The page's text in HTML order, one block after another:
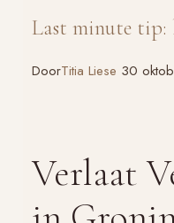
Last minute tip:
DoorTitia Liese 30
Verlaat